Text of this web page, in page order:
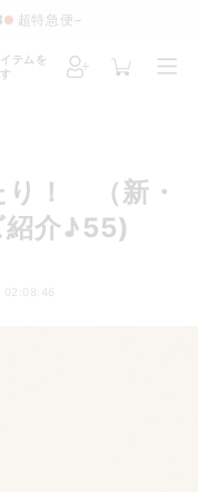
超特急便−
テムを
り！ （新・
紹介♪55)
02:08:46